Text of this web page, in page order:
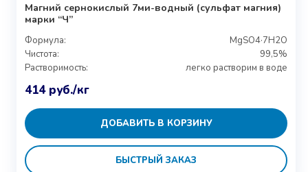
Магний сернокислый 7ми-водный (сульфат магния)
марки “Ч”
Формула:
MgSO4·7H2O
Чистота:
99,5%
Растворимость:
легко растворим в воде
414 руб./кг
ДОБАВИТЬ В КОРЗИНУ
БЫСТРЫЙ ЗАКАЗ